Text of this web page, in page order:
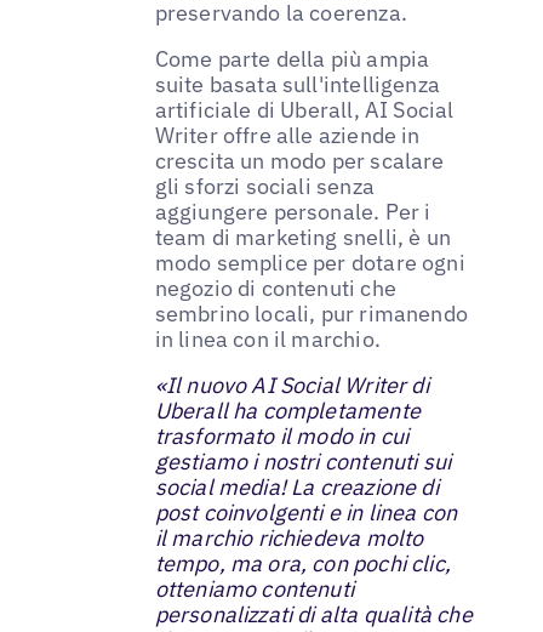
preservando la coerenza.
Come parte della più ampia
suite basata sull'intelligenza
artificiale di Uberall, AI Social
Writer offre alle aziende in
crescita un modo per scalare
gli sforzi sociali senza
aggiungere personale. Per i
team di marketing snelli, è un
modo semplice per dotare ogni
negozio di contenuti che
sembrino locali, pur rimanendo
in linea con il marchio.
«Il nuovo AI Social Writer di
Uberall ha completamente
trasformato il modo in cui
gestiamo i nostri contenuti sui
social media! La creazione di
post coinvolgenti e in linea con
il marchio richiedeva molto
tempo, ma ora, con pochi clic,
otteniamo contenuti
personalizzati di alta qualità che